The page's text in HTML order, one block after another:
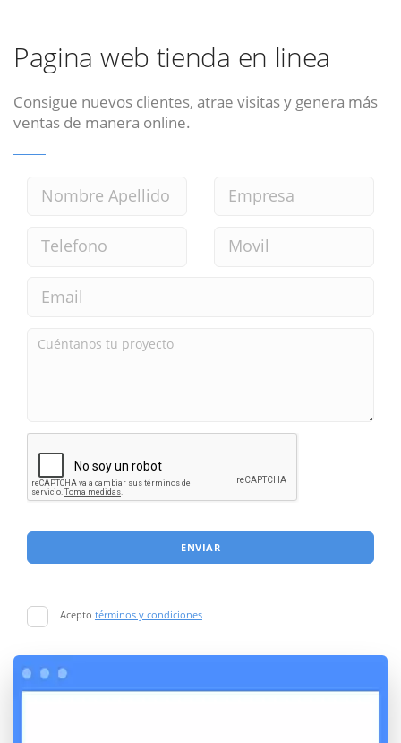
Pagina web tienda en linea
Consigue nuevos clientes, atrae visitas y genera más
ventas de manera online.
ENVIAR
Acepto términos y condiciones